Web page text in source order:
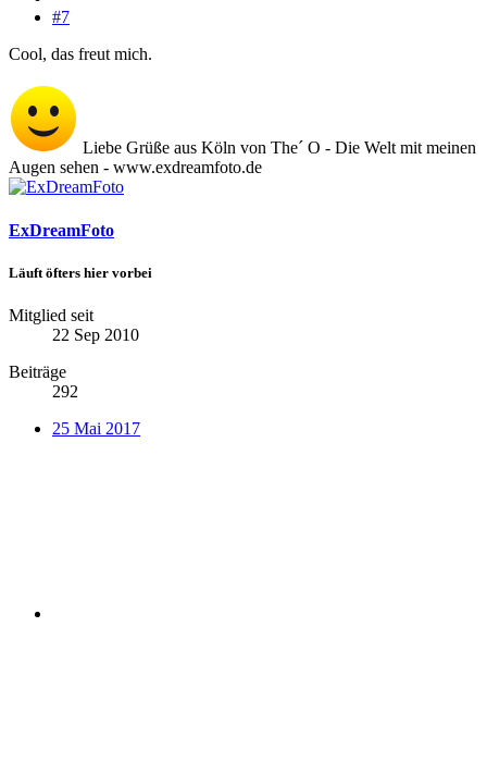
#7
Cool, das freut mich.
Liebe Grüße aus Köln von The´ O - Die Welt mit meinen
Augen sehen - www.exdreamfoto.de
ExDreamFoto
Läuft öfters hier vorbei
Mitglied seit
22 Sep 2010
Beiträge
292
25 Mai 2017